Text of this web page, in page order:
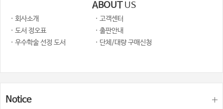
ABOUT US
· 회사소개
· 고객센터
· 도서 정오표
· 출판안내
· 우수학술 선정 도서
· 단체/대량 구매신청
Notice